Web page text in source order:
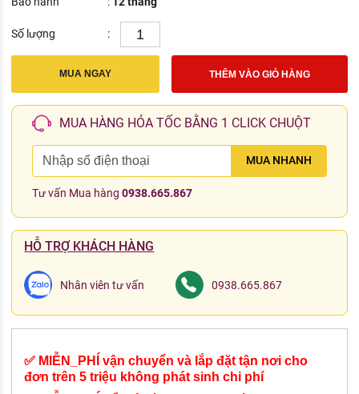
Số lượng :
MUA NGAY THÊM VÀO GIỎ HÀNG
MUA HÀNG HỎA TỐC BẰNG 1 CLICK CHUỘT
MUA NHANH
Tư vấn Mua hàng0938.665.867
HỖ TRỢ KHÁCH HÀNG
Nhân viên tư vấn 0938.665.867
✅ MIỄN_PHÍ vận chuyển và lắp đặt tận nơi cho
đơn trên 5 triệu không phát sinh chi phí